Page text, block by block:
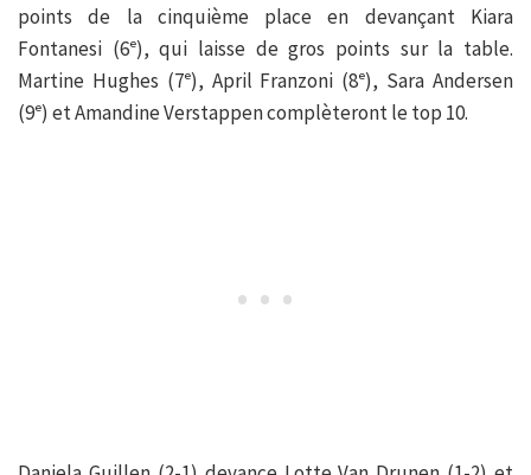
points de la cinquième place en devançant Kiara
Fontanesi (6ᵉ), qui laisse de gros points sur la table.
Martine Hughes (7ᵉ), April Franzoni (8ᵉ), Sara Andersen
(9ᵉ) et Amandine Verstappen complèteront le top 10.